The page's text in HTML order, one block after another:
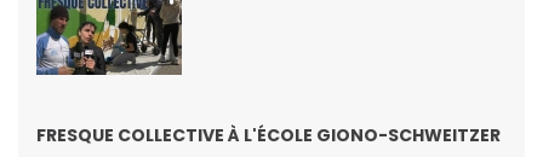
FRESQUE COLLECTIVE À L'ÉCOLE GIONO-SCHWEITZER